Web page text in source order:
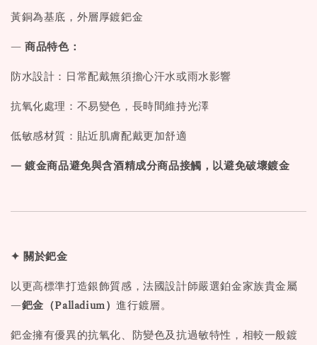
黃銅為基底，外層厚鍍鈀金
—商品特色：
防水設計：日常配戴無須擔心汗水或雨水影響
抗氧化處理：不易變色，長時間維持光澤
低敏感材質：貼近肌膚配戴更加舒適
— 鍍金商品避免與含酒精成分商品接觸，以避免破壞鍍金
✦ 關於鈀金
以更高標準打造銀飾質感，法國設計師嚴選鉑金家族貴金屬
—鈀金（Palladium）進行鍍層。
鈀金擁有優異的抗氧化、防變色及抗過敏特性，相較一般鍍